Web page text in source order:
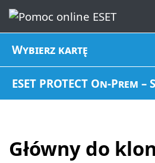
Wybierz kartę
ESET PROTECT On-Prem
Główny do